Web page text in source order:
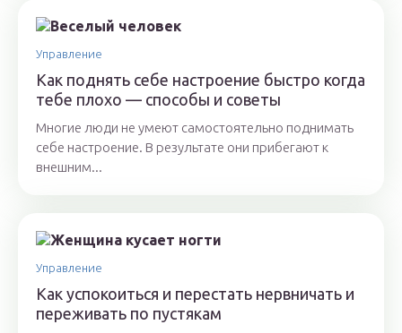
Управление
Как поднять себе настроение быстро когда
тебе плохо — способы и советы
Многие люди не умеют самостоятельно поднимать
себе настроение. В результате они прибегают к
внешним...
Управление
Как успокоиться и перестать нервничать и
переживать по пустякам